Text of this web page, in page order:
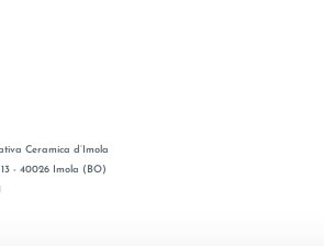
Ceramica d’Imola
- 40026 Imola (BO)